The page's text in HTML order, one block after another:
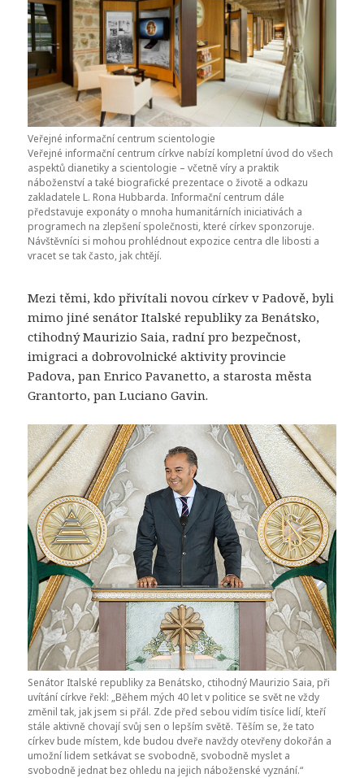
Veřejné informační centrum scientologie
Veřejné informační centrum církve nabízí kompletní úvod do všech
aspektů dianetiky a scientologie – včetně víry a praktik
náboženství a také biografické prezentace o životě a odkazu
zakladatele L. Rona Hubbarda. Informační centrum dále
představuje exponáty o mnoha humanitárních iniciativách a
programech na zlepšení společnosti, které církev sponzoruje.
Návštěvníci si mohou prohlédnout expozice centra dle libosti a
vracet se tak často, jak chtějí.
Mezi těmi, kdo přivítali novou církev v Padově, byli
mimo jiné senátor Italské republiky za Benátsko,
ctihodný Maurizio Saia, radní pro bezpečnost,
imigraci a dobrovolnické aktivity provincie
Padova, pan Enrico Pavanetto, a starosta města
Grantorto, pan Luciano Gavin.
Senátor Italské republiky za Benátsko, ctihodný Maurizio Saia, při
uvítání církve řekl: „Během mých 40 let v politice se svět ne vždy
změnil tak, jak jsem si přál. Zde před sebou vidím tisíce lidí, kteří
stále aktivně chovají svůj sen o lepším světě. Těším se, že tato
církev bude místem, kde budou dveře navždy otevřeny dokořán a
umožní lidem setkávat se svobodně, svobodně myslet a
svobodně jednat bez ohledu na jejich náboženské vyznání.“